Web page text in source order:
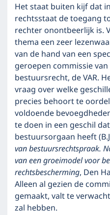
Het staat buiten kijf dat
rechtsstaat de toegang
rechter onontbeerlijk is.
thema een zeer
van de hand van een
geroepen commissie
bestuursrecht, de VAR.
vraag over welke
precies behoort te
voldoende
te doen in een geschil
bestuursorgaan heeft
van bestuursrechtspraak.
van een groeimodel voor
rechtsbescherming, Den
Alleen al gezien de
gemaakt, valt te
zal hebben.